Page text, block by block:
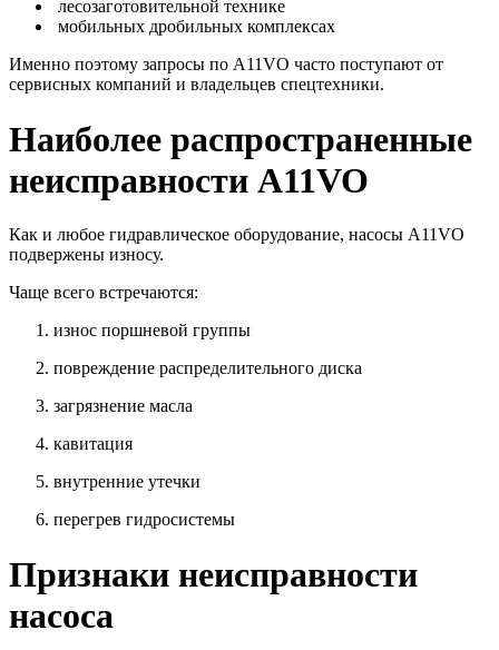
лесозаготовительной технике
мобильных дробильных комплексах
Именно поэтому запросы по A11VO часто поступают от
сервисных компаний и владельцев спецтехники.
Наиболее распространенные
неисправности A11VO
Как и любое гидравлическое оборудование, насосы A11VO
подвержены износу.
Чаще всего встречаются:
износ поршневой группы
повреждение распределительного диска
загрязнение масла
кавитация
внутренние утечки
перегрев гидросистемы
Признаки неисправности
насоса